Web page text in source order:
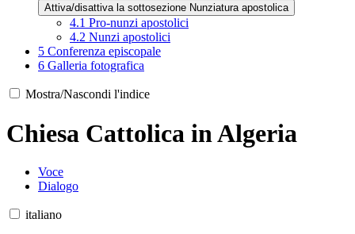
Attiva/disattiva la sottosezione Nunziatura apostolica
4.1 Pro-nunzi apostolici
4.2 Nunzi apostolici
5 Conferenza episcopale
6 Galleria fotografica
Mostra/Nascondi l'indice
Chiesa Cattolica in Algeria
Voce
Dialogo
italiano